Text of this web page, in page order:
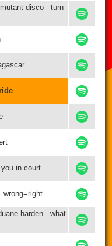
disco - turn
in court
wrong=right
harden - what